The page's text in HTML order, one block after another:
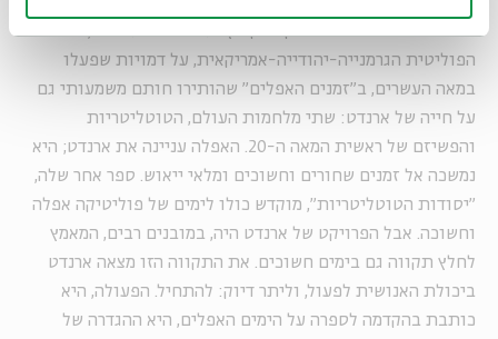
הפוליטית הגרמנייה-יהודייה-אמריקאית, על דמויות שפעלו
במאה העשרים, ב"זמנים האפלים" שהותירו חותם משמעותי גם
על חייה של ארנדט: שתי מלחמות העולם, הטוטליטריות
והפשיזם של ראשית המאה ה-20. האפלה עניינה את ארנדט; היא
נמשכה אל זמנים שחורים וחשוכים ומלאי ייאוש. ספר אחר שלה,
"יסודות הטוטליטריות", מוקדש כולו לימים של פוליטיקה אפלה
וחשוכה. אבל הפרויקט של ארנדט היה, במובנים רבים, המאמץ
לחלץ תקווה גם בימים חשוכים. את התקווה הזו מצאה ארנדט
ביכולת האנושית לפעול, וליתר דיוק: להתחיל. הפעולה, היא
כותבת בהקדמה לספרה על הימים האפלים, היא ההגדרה של